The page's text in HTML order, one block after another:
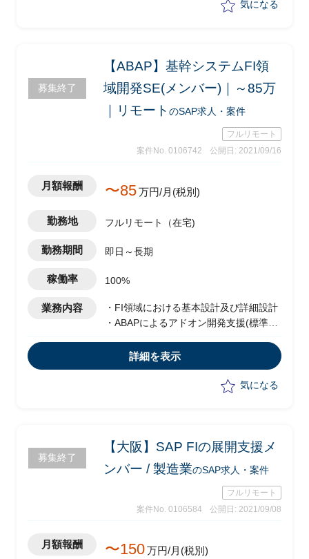
気になる
募集終了
【ABAP】基幹システムFI領
域開発SE(メンバー)｜～85万
｜リモート のSAP求人・案件
フルリモート
案件No. 0106742
公開日: 2021/09/16
月額報酬 〜85万円/月(税別)
勤務地 フルリモート（在宅)
勤務期間 即日～長期
稼働率 100%
業務内容
・FI領域における基本設計及び詳細設計
・ABAPによるアドオン開発支援(標準拡
・共通機能外部設計
・権限i及びメニュー実装準備/実機検証/
援
詳細を表示
気になる
募集終了
【大阪】SAP FIの展開支援メ
ンバー / 製造業のSAP求人・案件
フルリモート
案件No. 0106584
公開日: 2021/09/08
月額報酬 〜150万円/月(税別)